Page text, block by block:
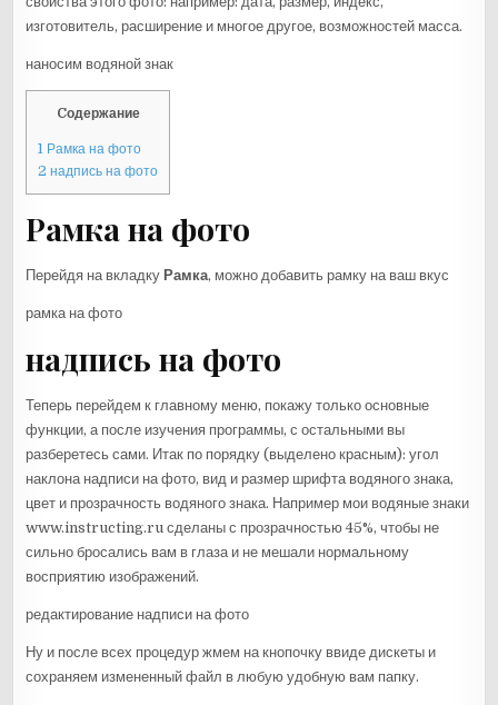
изготовитель, расширение и многое другое, возможностей масса.
наносим водяной знак
Cодержание
1 Рамка на фото
2 надпись на фото
Рамка на фото
Перейдя на вкладку Рамка, можно добавить рамку на ваш вкус
рамка на фото
надпись на фото
Теперь перейдем к главному меню, покажу только основные
функции, а после изучения программы, с остальными вы
разберетесь сами. Итак по порядку (выделено красным): угол
наклона надписи на фото, вид и размер шрифта водяного знака,
цвет и прозрачность водяного знака. Например мои водяные знаки
www.instructing.ru сделаны с прозрачностью 45%, чтобы не
сильно бросались вам в глаза и не мешали нормальному
восприятию изображений.
редактирование надписи на фото
Ну и после всех процедур жмем на кнопочку ввиде дискеты и
сохраняем измененный файл в любую удобную вам папку.